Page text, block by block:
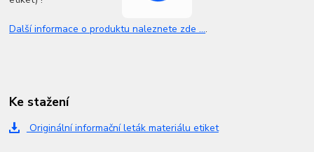
Další informace o produktu naleznete zde ....
Ke stažení
Originální informační leták materiálu etiket